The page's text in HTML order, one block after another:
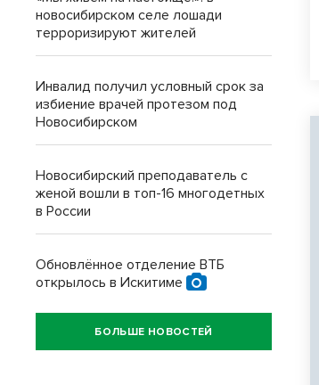
новосибирском селе лошади
терроризируют жителей
Инвалид получил условный срок за
избиение врачей протезом под
Новосибирском
Новосибирский преподаватель с
женой вошли в топ-16 многодетных
в России
Обновлённое отделение ВТБ
открылось в Искитиме
БОЛЬШЕ НОВОСТЕЙ